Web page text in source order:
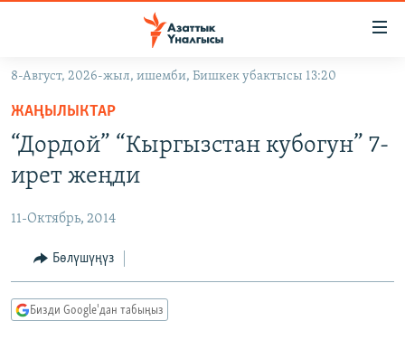
Навигацияга
өтүңүз
Издөөгө
салыңыз
КЫРГЫЗСТАН
КЫРГЫЗСТАН
ЭКОНОМИКА
МАДАНИЯТ
ДҮЙНӨ
БОРБОР АЗИЯ
УКРАИНА
АТАЙЫН ИЛИКТӨӨ
ТВ ПРОГРАММАЛАР
ЭКСПЕРТТЕР ТАЛДАЙТ
ӨЗГӨЧӨ ПИКИР
8-Август, 2026-жыл, ишемби, Бишкек убактысы 13:20
ЖАҢЫЛЫКТАР
“Дордой” “Кыргызстан кубогун” 7-
ирет жеңди
11-Октябрь, 2014
Бөлүшүңүз
Бизди Google'дан табыңыз